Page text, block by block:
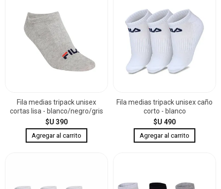
Fila medias tripack unisex
cortas lisa - blanco/negro/gris
$U 390
Fila medias tripack unisex caño
corto - blanco
$U 490